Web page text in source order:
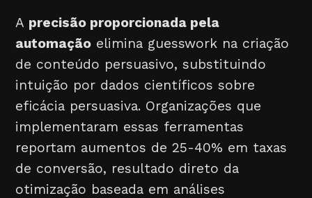
A precisão proporcionada pela
automação elimina guesswork na criação
de conteúdo persuasivo, substituindo
intuição por dados científicos sobre
eficácia persuasiva. Organizações que
implementaram essas ferramentas
reportam aumentos de 25-40% em taxas
de conversão, resultado direto da
otimização baseada em análises